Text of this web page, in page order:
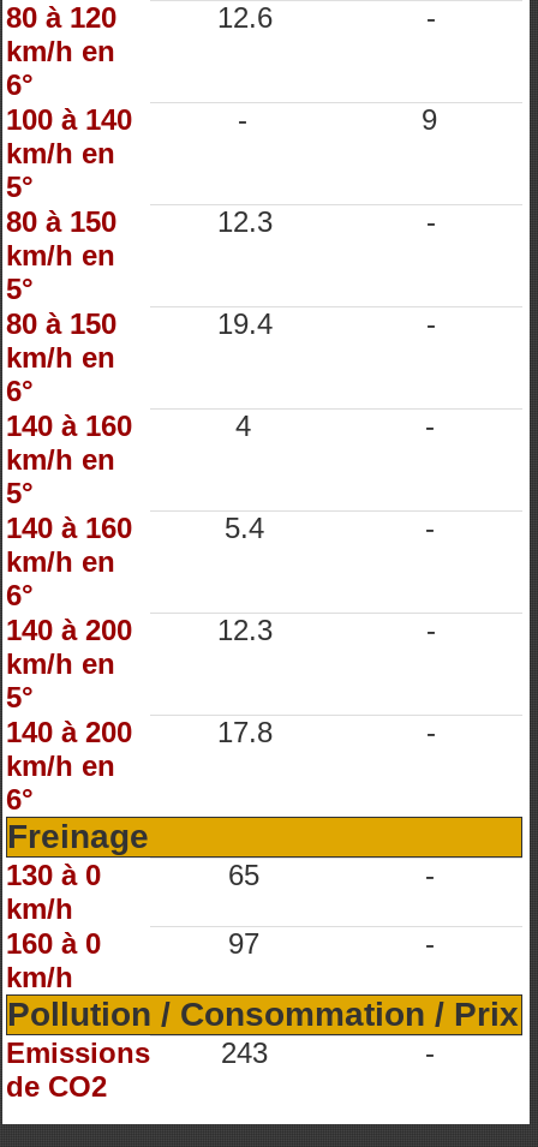
80 à 120
km/h en
6°
12.6 -
100 à 140
km/h en
5°
- 9
80 à 150
km/h en
5°
12.3 -
80 à 150
km/h en
6°
19.4 -
140 à 160
km/h en
5°
4 -
140 à 160
km/h en
6°
5.4 -
140 à 200
km/h en
5°
12.3 -
140 à 200
km/h en
6°
17.8 -
Freinage
130 à 0
km/h
65 -
160 à 0
km/h
97 -
Pollution / Consommation / Prix
Emissions
de CO2
243 -